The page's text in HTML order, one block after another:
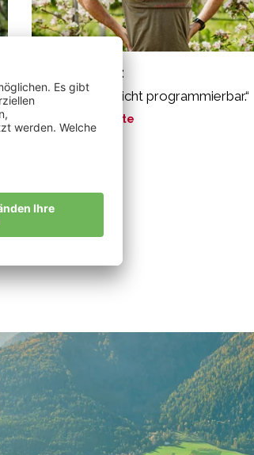
Pircher Franz
„Die Natur ist nicht programmierbar.“
Meine Geschichte